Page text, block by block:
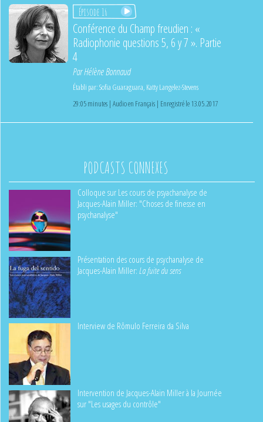
Épisode 16
Conférence du Champ freudien : «
Radiophonie questions 5, 6 y 7 ». Partie
4
ParHélène Bonnaud
Établi par:Sofia Guaraguara Katty Langelez-Stevens
29:05 minutes | Audio en Français | Enregistré le 13.05.2017
PODCASTS CONNEXES
Colloque sur Les cours de psyachanalyse de
Jacques-Alain Miller: "Choses de finesse en
psychanalyse"
Présentation des cours de psychanalyse de
Jacques-Alain Miller:La fuite du sens
Interview de Rômulo Ferreira da Silva
Intervention de Jacques-Alain Miller à la Journée
sur "Les usages du contrôle"